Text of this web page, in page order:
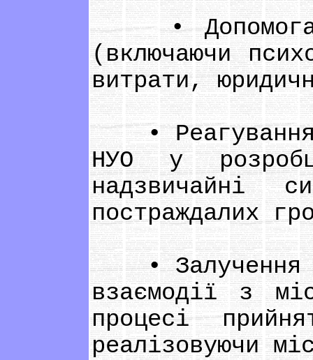
• Допомога
(включаючи
витрати,
• Реагування
НУО у
надзвичайні
постраждалих
• Залучення
взаємодії з
процесі
реалізовуючи